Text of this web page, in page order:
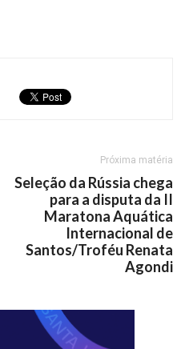
Próxima matéria
Seleção da Rússia chega
para a disputa da II
Maratona Aquática
Internacional de
Santos/Troféu Renata
Agondi